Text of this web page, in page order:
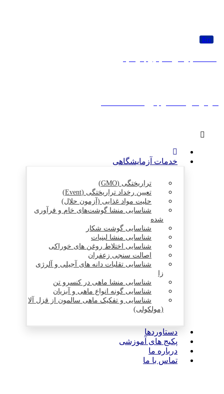
En
خدمات آزمایشگاهی
تراریختگی (GMO)
تعیین رخداد تراریختگی (Event)
حلیت مواد غذایی (آزمون حلال)
شناسایی منشا گوشت‌های خام و فرآوری
شده
شناسایی گوشت شکار
شناسایی منشا لبنیات
شناسایی اختلاط روغن های خوراکی
اصالت سنجی زعفران
شناسایی تقلبات دانه های آجیلی و آلرژی
زا
شناسایی منشا ماهی در کنسرو تن
شناسایی گونه انواع ماهی و آبزیان
شناسایی و تفکیک ماهی سالمون از قزل آلا
(مولکولی)
دستاوردها
پکیج های آموزشی
درباره ما
تماس با ما